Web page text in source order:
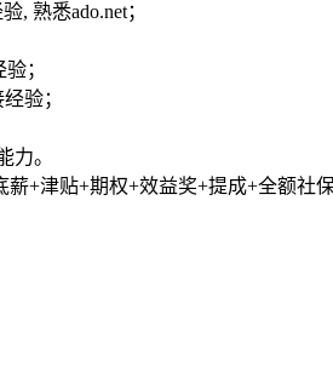
, 熟悉ado.net；
；
验；
力。
+津贴+期权+效益奖+提成+全额社